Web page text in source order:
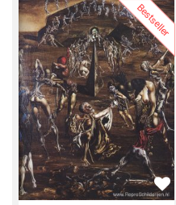
Bestseller